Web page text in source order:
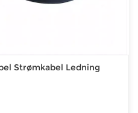
Strømkabel Ledning